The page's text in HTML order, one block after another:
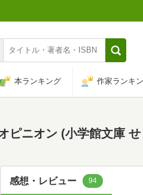
本ランキング 作家ランキ
ピニオン (小学館文庫
感想・レビュー 94